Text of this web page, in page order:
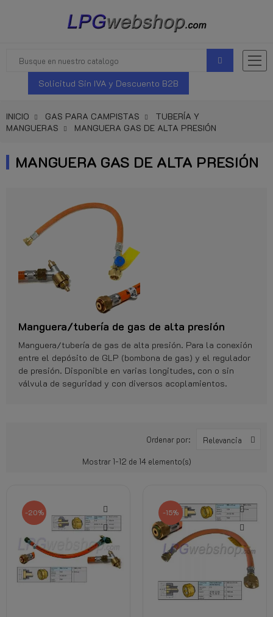
Solicitud Sin IVA y Descuento B2B
INICIO GAS PARA CAMPISTAS
TUBERÍA Y
MANGUERAS
MANGUERA GAS DE ALTA PRESIÓN
MANGUERA GAS DE ALTA PRESIÓN
Manguera/tubería de gas de alta presión
Manguera/tubería de gas de alta presión. Para la conexión
entre el depósito de GLP (bombona de gas) y el regulador
de presión. Disponible en varias longitudes, con o sin
válvula de seguridad y con diversos acoplamientos.
Ordenar por: Relevancia
Mostrar 1-12 de 14 elemento(s)
-20% -15%